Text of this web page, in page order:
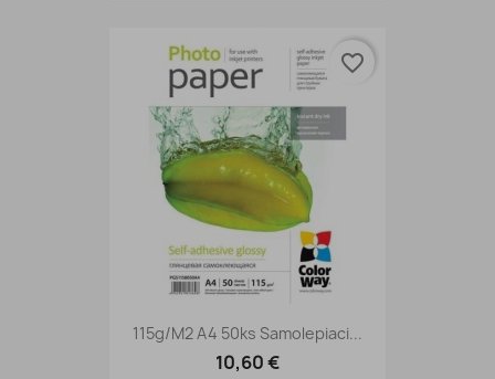
115g/m2 A4 50ks Samolepiaci...
10,60 €
favorite_border